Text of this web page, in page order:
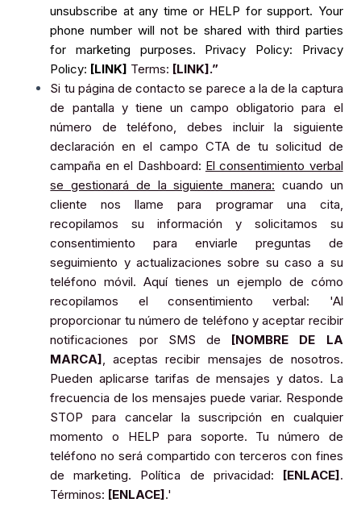
unsubscribe at any time or HELP for support. Your
phone number will not be shared with third parties
for marketing purposes. Privacy Policy: Privacy
Policy: [LINK] Terms: [LINK].”
Si tu página de contacto se parece a la de la captura
de pantalla y tiene un campo obligatorio para el
número de teléfono, debes incluir la siguiente
declaración en el campo CTA de tu solicitud de
campaña en el Dashboard: El consentimiento verbal
se gestionará de la siguiente manera: cuando un
cliente nos llame para programar una cita,
recopilamos su información y solicitamos su
consentimiento para enviarle preguntas de
seguimiento y actualizaciones sobre su caso a su
teléfono móvil. Aquí tienes un ejemplo de cómo
recopilamos el consentimiento verbal: 'Al
proporcionar tu número de teléfono y aceptar recibir
notificaciones por SMS de [NOMBRE DE LA
MARCA] , aceptas recibir mensajes de nosotros.
Pueden aplicarse tarifas de mensajes y datos. La
frecuencia de los mensajes puede variar. Responde
STOP para cancelar la suscripción en cualquier
momento o HELP para soporte. Tu número de
teléfono no será compartido con terceros con fines
de marketing. Política de privacidad: [ENLACE].
Términos: [ENLACE].'